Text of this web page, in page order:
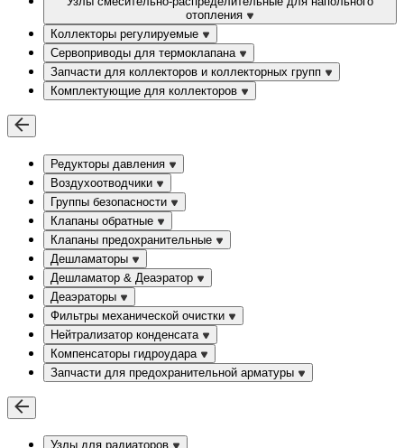
отопления
Коллекторы регулируемые
Сервоприводы для термоклапана
Запчасти для коллекторов и коллекторных групп
Комплектующие для коллекторов
Редукторы давления
Воздухоотводчики
Группы безопасности
Клапаны обратные
Клапаны предохранительные
Дешламаторы
Дешламатор & Деаэратор
Деаэраторы
Фильтры механической очистки
Нейтрализатор конденсата
Компенсаторы гидроудара
Запчасти для предохранительной арматуры
Узлы для радиаторов